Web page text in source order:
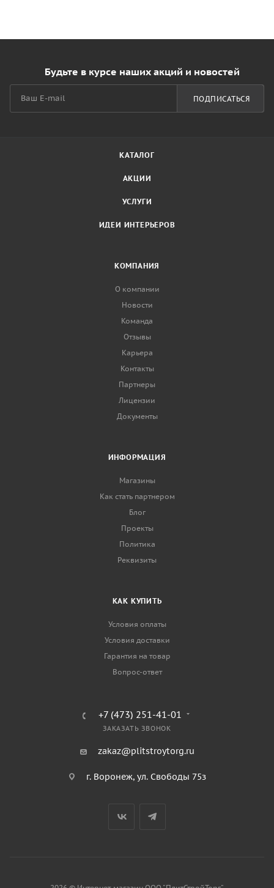
Будьте в курсе наших акций и новостей
ПОДПИСАТЬСЯ
КАТАЛОГ
АКЦИИ
УСЛУГИ
ИДЕИ ИНТЕРЬЕРОВ
КОМПАНИЯ
О компании
Новости
Команда
Отзывы
Карьера
Контакты
Партнеры
Лицензии
Документы
ИНФОРМАЦИЯ
Магазины
Как стать партнером
Блог
Проекты
Политика
Реквизиты
КАК КУПИТЬ
Условия оплаты
Условия доставки
Гарантия на товар
Вопрос-ответ
+7 (473) 251-41-01
ЗАКАЗАТЬ ЗВОНОК
zakaz@plitstroytorg.ru
г. Воронеж, ул. Свободы 75з